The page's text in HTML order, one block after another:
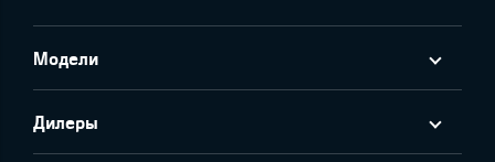
Модели
Дилеры